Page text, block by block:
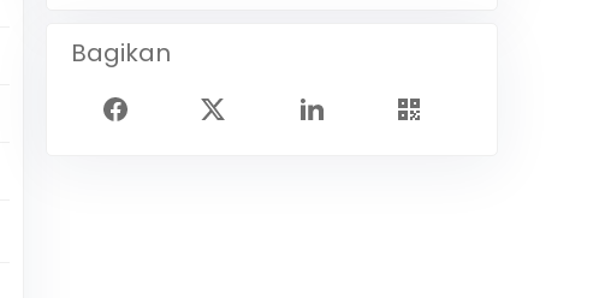
Bagikan